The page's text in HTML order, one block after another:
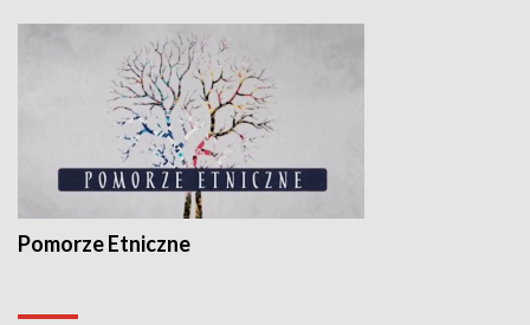
Pomorze Etniczne